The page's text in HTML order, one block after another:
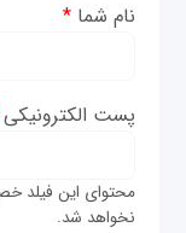
نام شما*
پست
محتوای این فیلد
نخواهد شد.